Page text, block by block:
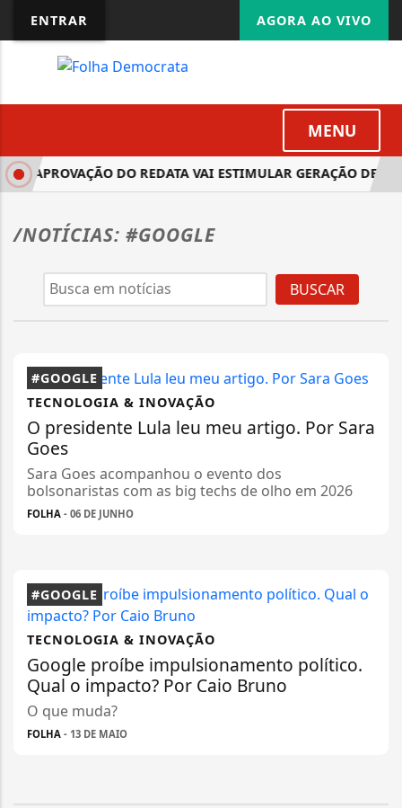
ENTRAR AGORA AO VIVO
MENU
APROVAÇÃO DO REDATA VAI ESTIMULAR GERAÇÃO DE
/NOTÍCIAS: #GOOGLE
BUSCAR
#GOOGLE
TECNOLOGIA & INOVAÇÃO
O presidente Lula leu meu artigo. Por Sara
Goes
Sara Goes acompanhou o evento dos
bolsonaristas com as big techs de olho em 2026
FOLHA - 06 DE JUNHO
#GOOGLE
TECNOLOGIA & INOVAÇÃO
Google proíbe impulsionamento político.
Qual o impacto? Por Caio Bruno
O que muda?
FOLHA - 13 DE MAIO